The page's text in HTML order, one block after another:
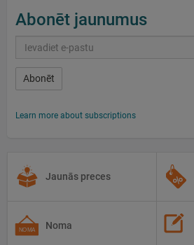
Abonēt jaunumus
Abonēt
Learn more about subscriptions
Jaunās preces
Noma